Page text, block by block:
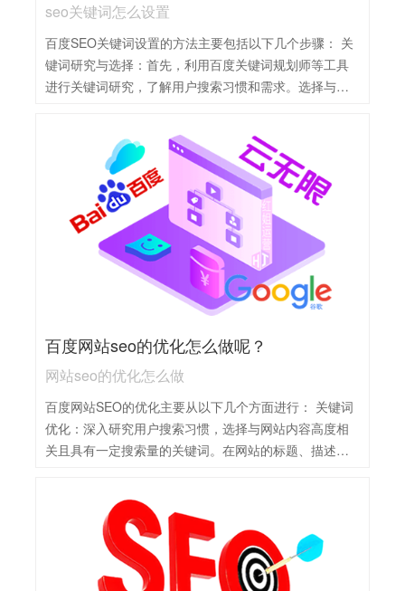
seo关键词怎么设置
百度SEO关键词设置的方法主要包括以下几个步骤： 关
键词研究与选择：首先，利用百度关键词规划师等工具
进行关键词研究，了解用户搜索习惯和需求。选择与网
往往具有更高的转化率。 关键词布局：在网站的不同位
置合理布局关键词。例如，在标题、描述、正文、图片
标签等位置自然地融入关键词，以提高页面与关键词的
相关性。注意避免过度堆砌关键词，以免被搜索引擎视
为作弊行为。 持续优化与调整：定期监测关键词的表
现，包括搜索量、排名、转化率等指标。根据数据反
馈，及时调整关键词策略，包括替换效果不佳的关键
词、优化关键词布局等。
百度网站seo的优化怎么做呢？
网站seo的优化怎么做
百度网站SEO的优化主要从以下几个方面进行： 关键词
优化：深入研究用户搜索习惯，选择与网站内容高度相
关且具有一定搜索量的关键词。在网站的标题、描述、
内容，以满足用户需求为核心。内容应结构清晰、易于
阅读，并适当使用多媒体元素（如图片、视频）增强吸
引力。同时，定期更新内容以保持网站的活跃度。 网站
结构优化：确保网站结构清晰、导航便捷，使搜索引擎